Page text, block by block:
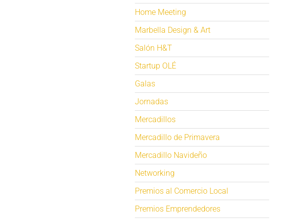
Home Meeting
Marbella Design & Art
Salón H&T
Startup OLÉ
Galas
Jornadas
Mercadillos
Mercadillo de Primavera
Mercadillo Navideño
Networking
Premios al Comercio Local
Premios Emprendedores